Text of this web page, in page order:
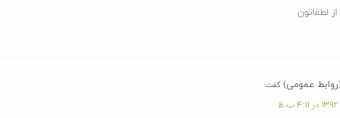
لطفاتون
عمومی) گفت: